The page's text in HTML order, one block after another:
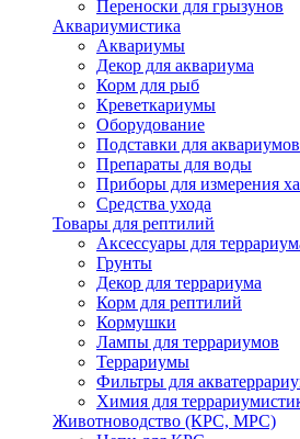
Переноски для грызунов
Аквариумистика
Аквариумы
Декор для аквариума
Корм для рыб
Креветкариумы
Оборудование
Подставки для аквариумов
Препараты для воды
Приборы для измерения
Средства ухода
Товары для рептилий
Аксессуары для
Грунты
Декор для террариума
Корм для рептилий
Кормушки
Лампы для террариумов
Террариумы
Фильтры для
Химия для
Животноводство (КРС, МРС)